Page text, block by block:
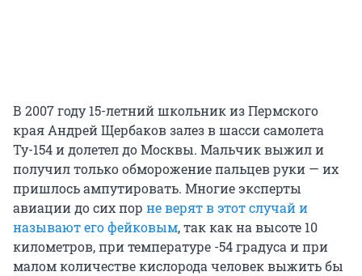
В 2007 году 15-летний школьник из Пермского
края Андрей Щербаков залез в шасси самолета
Ту-154 и долетел до Москвы. Мальчик выжил и
получил только обморожение пальцев руки — их
пришлось ампутировать. Многие эксперты
авиации до сих пор не верят в этот случай и
называют его фейковым, так как на высоте 10
километров, при температуре -54 градуса и при
малом количестве кислорода человек выжить бы